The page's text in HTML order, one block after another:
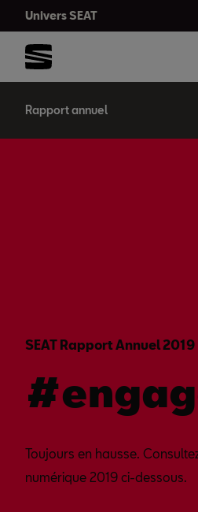
Univers SEAT
Rapport annuel
SEAT Rapport Annuel 2019
Toujours en hausse.
numérique 2019 ci-dessous.